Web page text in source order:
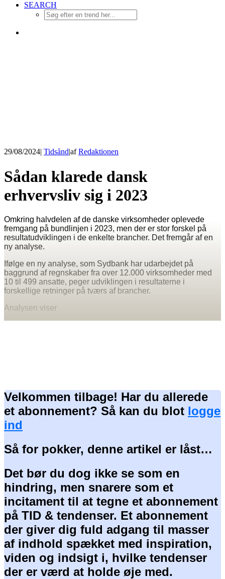
SEARCH
29/08/2024| Tidsånd|afRedaktionen
Sådan klarede dansk
erhvervsliv sig i 2023
Omkring halvdelen af de danske virksomheder oplevede
fremgang på bundlinjen i 2023, men der er stor forskel på
resultatudviklingen i de enkelte brancher. Det fremgår af en
ny analyse.
Ifølge en ny analyse, som Sydbank har udarbejdet på
baggrund af regnskaber fra over 12.000 virksomheder med
10 til 499 ansatte, peger udviklingen i resultaterne i
forskellige retninger på tværs af brancher.
Analysen viser
Velkommen tilbage! Har du allerede
et abonnement? Så kan du blot logge
ind
Så for pokker, denne artikel er låst…
Det bør du dog ikke se som en
hindring, men snarere som et
incitament til at tegne et abonnement
på TID & tendenser. Et abonnement
der giver dig fuld adgang til masser
af indhold spækket med inspiration,
viden og indsigt i, hvilke tendenser
der er værd at holde øje med.